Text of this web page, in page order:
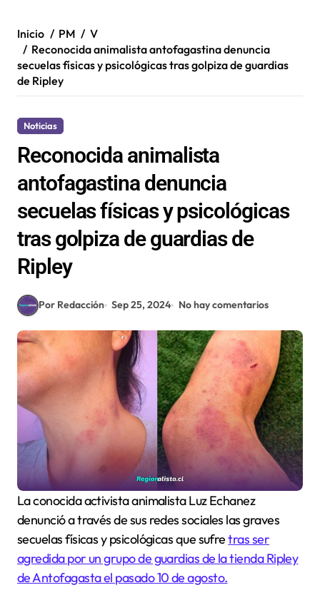
Inicio PM
V
Reconocida animalista antofagastina denuncia
secuelas físicas y psicológicas tras golpiza de guardias
de Ripley
Noticias
Reconocida animalista
antofagastina denuncia
secuelas físicas y psicológicas
tras golpiza de guardias de
Ripley
Por Redacción Sep 25, 2024 No hay comentarios
La conocida activista animalista Luz Echanez
denunció a través de sus redes sociales las graves
secuelas físicas y psicológicas que sufretras ser
agredida por un grupo de guardias de la tienda Ripley
de Antofagasta el pasado 10 de agosto.